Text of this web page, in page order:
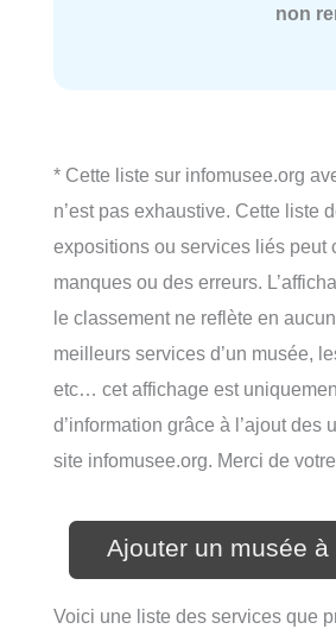
non
* Cette liste sur infomusee.org
n’est pas exhaustive. Cette liste
expositions ou services liés peut
manques ou des erreurs.
le classement ne reflète en
meilleurs services d’un musée,
etc… cet affichage est
d’information grâce à l’ajout des
site infomusee.org. Merci de
Ajouter un musée à
Voici une liste des services que